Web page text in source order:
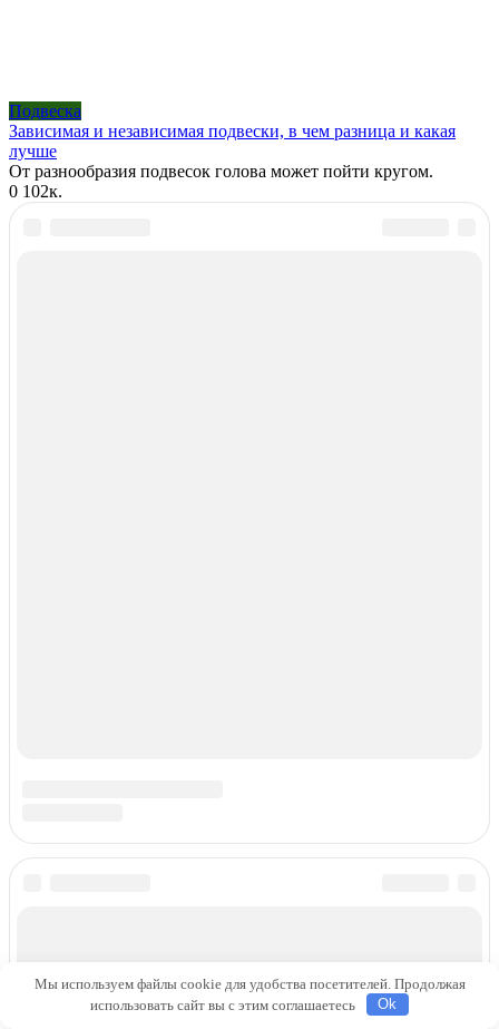
Подвеска
Зависимая и независимая подвески, в чем разница и какая
лучше
От разнообразия подвесок голова может пойти кругом.
0 102к.
Мы используем файлы cookie для удобства посетителей. Продолжая
использовать сайт вы с этим соглашаетесь
Ok